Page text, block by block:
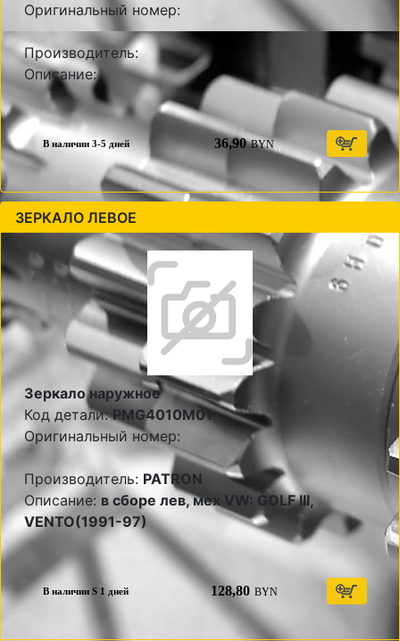
Оригинальный номер:
Производитель:
Описание:
В наличии 3-5 дней 36,90 BYN
ЗЕРКАЛО ЛЕВОЕ
Зеркало наружное
Код детали:PMG4010M01
Оригинальный номер:
Производитель: PATRON
Описание: в сборе лев, мех VW: GOLF III,
VENTO(1991-97)
В наличии S 1 дней 128,80 BYN